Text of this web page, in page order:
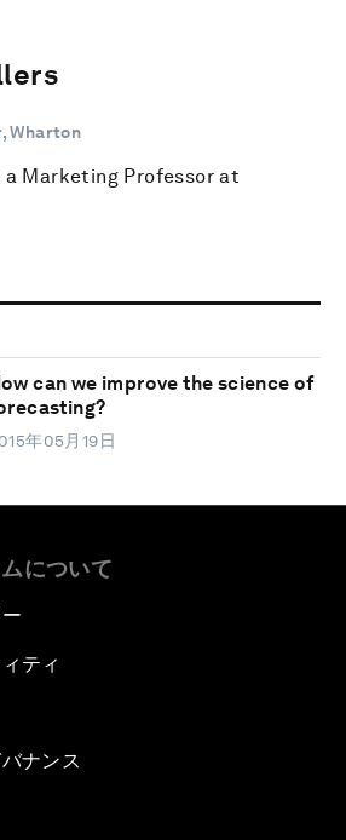
Wharton
Marketing Professor at
can we improve the science of
年05月19日
について
ティ
ナンス